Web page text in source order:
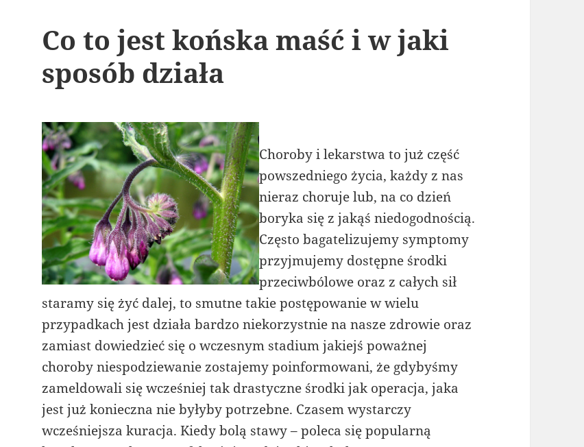
Co to jest końska maść i w jaki
sposób działa
Choroby i lekarstwa to już część
powszedniego życia, każdy z nas
nieraz choruje lub, na co dzień
boryka się z jakąś niedogodnością.
Często bagatelizujemy symptomy
przyjmujemy dostępne środki
przeciwbólowe oraz z całych sił
staramy się żyć dalej, to smutne takie postępowanie w wielu
przypadkach jest działa bardzo niekorzystnie na nasze zdrowie oraz
zamiast dowiedzieć się o wczesnym stadium jakiejś poważnej
choroby niespodziewanie zostajemy poinformowani, że gdybyśmy
zameldowali się wcześniej tak drastyczne środki jak operacja, jaka
jest już konieczna nie byłyby potrzebne. Czasem wystarczy
wcześniejsza kuracja. Kiedy bolą stawy – poleca się popularną